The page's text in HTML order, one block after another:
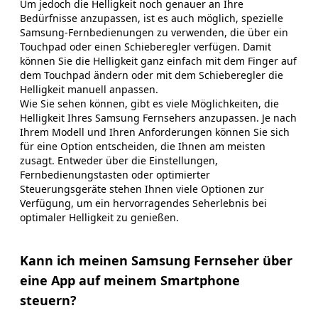
Um jedoch die Helligkeit noch genauer an Ihre
Bedürfnisse anzupassen, ist es auch möglich, spezielle
Samsung-Fernbedienungen zu verwenden, die über ein
Touchpad oder einen Schieberegler verfügen. Damit
können Sie die Helligkeit ganz einfach mit dem Finger auf
dem Touchpad ändern oder mit dem Schieberegler die
Helligkeit manuell anpassen.
Wie Sie sehen können, gibt es viele Möglichkeiten, die
Helligkeit Ihres Samsung Fernsehers anzupassen. Je nach
Ihrem Modell und Ihren Anforderungen können Sie sich
für eine Option entscheiden, die Ihnen am meisten
zusagt. Entweder über die Einstellungen,
Fernbedienungstasten oder optimierter
Steuerungsgeräte stehen Ihnen viele Optionen zur
Verfügung, um ein hervorragendes Seherlebnis bei
optimaler Helligkeit zu genießen.
Kann ich meinen Samsung Fernseher über
eine App auf meinem Smartphone
steuern?